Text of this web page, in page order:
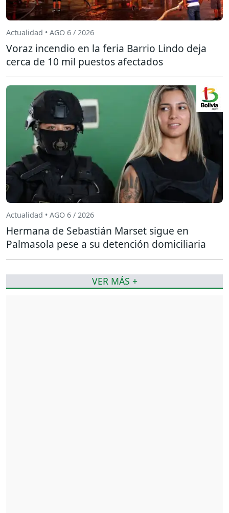
Actualidad • AGO 6 / 2026
Voraz incendio en la feria Barrio Lindo deja
cerca de 10 mil puestos afectados
Actualidad • AGO 6 / 2026
Hermana de Sebastián Marset sigue en
Palmasola pese a su detención domiciliaria
VER MÁS +